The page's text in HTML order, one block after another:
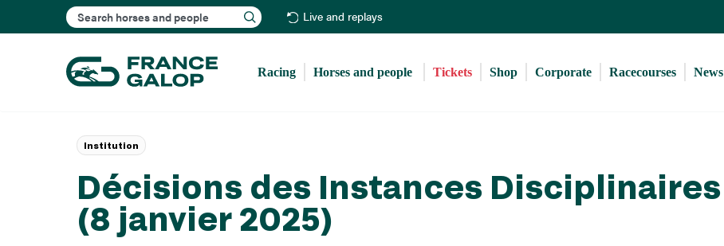
to
content
Search Live and replays
Racing Horses and people Tickets Shop Corporate Racecourses News
Décisions des Instances Disciplinaires
(8 janvier 2025)
Institution